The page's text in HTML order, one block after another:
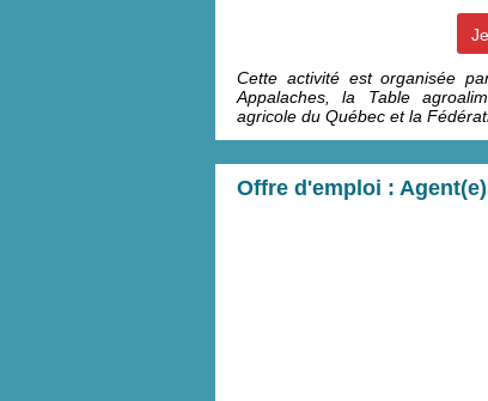
Cette activité est organisée
Appalaches, la Table
agricole du Québec et la
Offre d'emploi :